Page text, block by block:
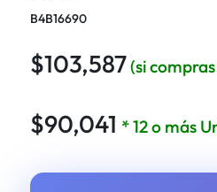
B4B16690
$103,587(si
$90,041 * 12 o más